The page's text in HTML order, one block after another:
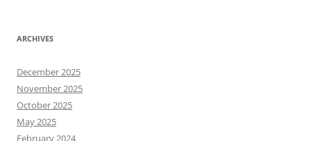
ARCHIVES
December 2025
November 2025
October 2025
May 2025
February 2024